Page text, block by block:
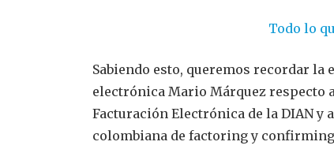
Todo lo
Sabiendo esto, queremos recordar
electrónica Mario Márquez respecto
Facturación Electrónica de la DIAN y
colombiana de factoring y